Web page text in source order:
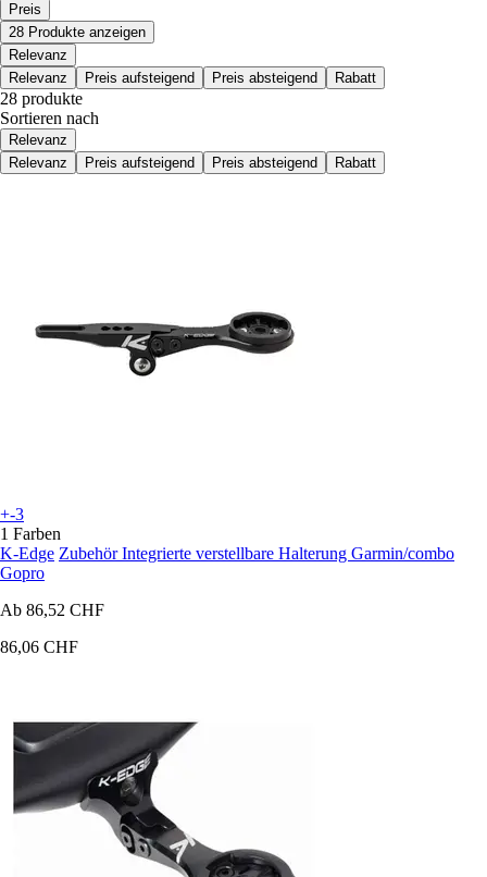
Preis
28 Produkte anzeigen
Relevanz
Relevanz
Preis aufsteigend Preis absteigend Rabatt
28 produkte
Sortieren nach
Relevanz
Relevanz
Preis aufsteigend Preis absteigend Rabatt
+-3
1 Farben
K-Edge Zubehör Integrierte verstellbare Halterung Garmin/combo
Gopro
Ab 86,52 CHF
86,06 CHF